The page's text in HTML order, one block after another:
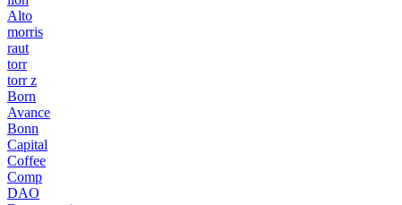
Alto
morris
raut
torr
torr z
Born
Avance
Bonn
Capital
Coffee
Comp
DAO